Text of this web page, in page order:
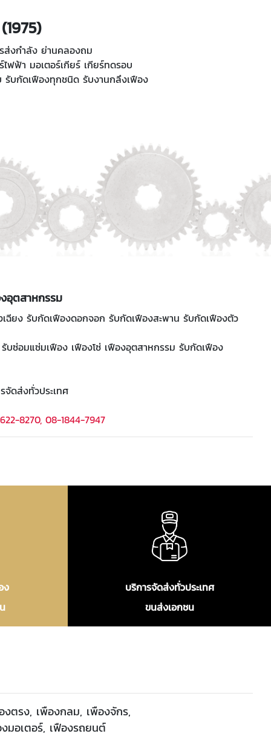
ส่งกำลัง ย่านคลองถม
ฟฟ้า มอเตอร์เกียร์ เกียร์ทดรอบ
บกัดเฟืองทุกชนิด รับงานกลึงเฟือง
อุตสาหกรรม
ฉียง รับกัดเฟืองดอกจอก รับกัดเฟืองสะพาน รับกัดเฟืองตัว
ซ่อมแซ่มเฟือง เฟืองโซ่ เฟืองอุตสาหกรรม รับกัดเฟือง
ดส่งทั่วประเทศ
8270, 08-1844-7947
ง
บริการจัดส่งทั่วประเทศ
ขนส่งเอกชน
งตรง, เพืองกลม, เพืองจักร,
มอเตอร์, เฟืองรถยนต์